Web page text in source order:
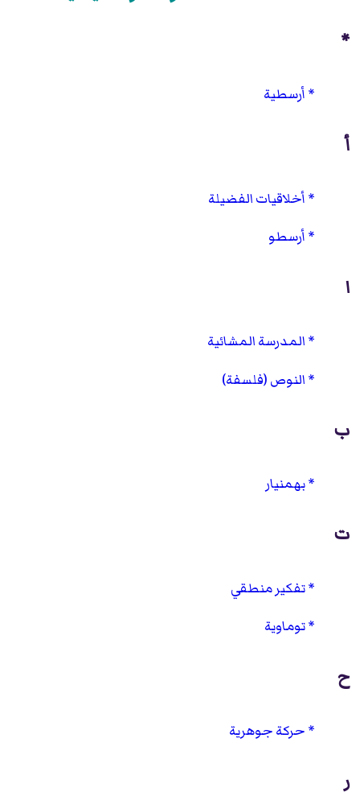
*
أرسطية
أ
أخلاقيات الفضيلة
أرسطو
ا
المدرسة المشائية
النوص (فلسفة)
ب
بهمنيار
ت
تفكير منطقي
توماوية
ح
حركة جوهرية
ر